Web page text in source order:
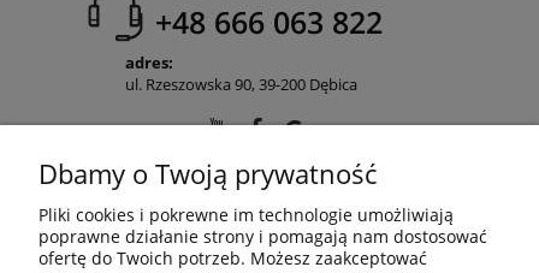
+48 666 063 822
adres:
ul. Rzeszowska 90, 39-200 Dębica
POMOC
Dbamy o Twoją prywatność
Pliki cookies i pokrewne im technologie umożliwiają
poprawne działanie strony i pomagają nam dostosować
ofertę do Twoich potrzeb. Możesz zaakceptować